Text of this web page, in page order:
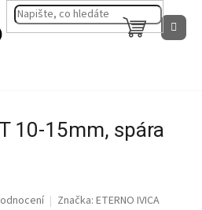
NÁKUPNÍ
KOŠÍK
10-15mm, spára
Značka: ETERNO IVICA